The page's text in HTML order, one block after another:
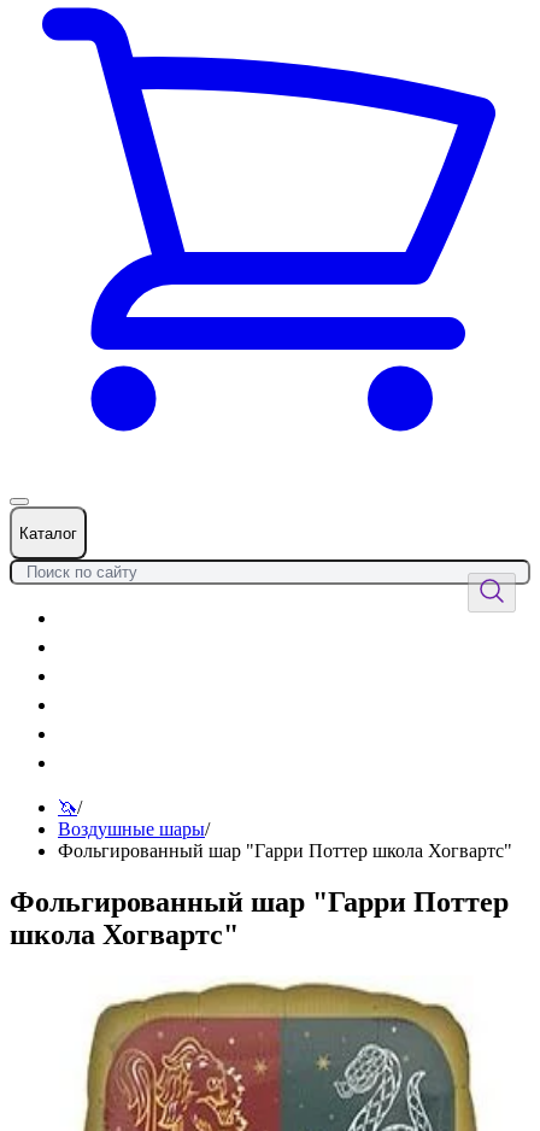
Каталог
🦄/
Воздушные шары/
Фольгированный шар "Гарри Поттер школа Хогвартс"
Фольгированный шар "Гарри Поттер
школа Хогвартс"